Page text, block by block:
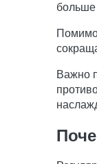
больше
Помимо
Важно